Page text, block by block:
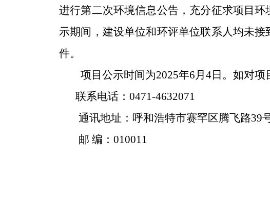
进行第二次环境信息公告，充分征求项目
示期间，建设单位和环评单位联系人均未
件。
项目公示时间为2025年6月4日。如对项
联系电话： 0471-4632071
通讯地址：呼和浩特市赛罕区腾飞路39
邮 编： 010011